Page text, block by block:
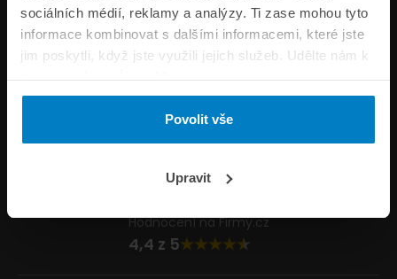
sociálních médií, reklamy a analýzy. Ti zase mohou tyto
informace kombinovat s dalšími informacemi, které jste
jim poskytli, když jste využili jejich služeb. Udělte nám k
tomu prosím svůj souhlas.
Povolit vše
Upravit
Informace
ePojisteni.cz
Formuláře
Napište nám
Hodnocení na Firmy.cz
4,4 z 5